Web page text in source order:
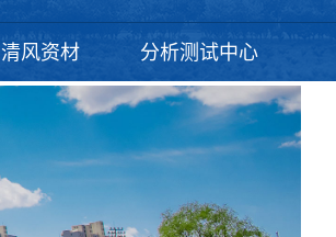
清风资材 分析测试中心